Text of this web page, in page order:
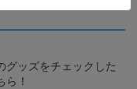
グッズをチェックした
ら！